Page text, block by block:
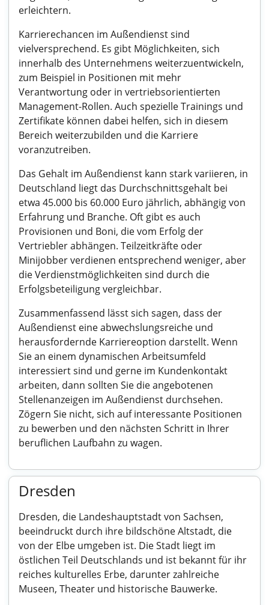
erleichtern.
Karrierechancen im Außendienst sind
vielversprechend. Es gibt Möglichkeiten, sich
innerhalb des Unternehmens weiterzuentwickeln,
zum Beispiel in Positionen mit mehr
Verantwortung oder in vertriebsorientierten
Management-Rollen. Auch spezielle Trainings und
Zertifikate können dabei helfen, sich in diesem
Bereich weiterzubilden und die Karriere
voranzutreiben.
Das Gehalt im Außendienst kann stark variieren, in
Deutschland liegt das Durchschnittsgehalt bei
etwa 45.000 bis 60.000 Euro jährlich, abhängig von
Erfahrung und Branche. Oft gibt es auch
Provisionen und Boni, die vom Erfolg der
Vertriebler abhängen. Teilzeitkräfte oder
Minijobber verdienen entsprechend weniger, aber
die Verdienstmöglichkeiten sind durch die
Erfolgsbeteiligung vergleichbar.
Zusammenfassend lässt sich sagen, dass der
Außendienst eine abwechslungsreiche und
herausfordernde Karriereoption darstellt. Wenn
Sie an einem dynamischen Arbeitsumfeld
interessiert sind und gerne im Kundenkontakt
arbeiten, dann sollten Sie die angebotenen
Stellenanzeigen im Außendienst durchsehen.
Zögern Sie nicht, sich auf interessante Positionen
zu bewerben und den nächsten Schritt in Ihrer
beruflichen Laufbahn zu wagen.
Dresden
Dresden, die Landeshauptstadt von Sachsen,
beeindruckt durch ihre bildschöne Altstadt, die
von der Elbe umgeben ist. Die Stadt liegt im
östlichen Teil Deutschlands und ist bekannt für ihr
reiches kulturelles Erbe, darunter zahlreiche
Museen, Theater und historische Bauwerke.